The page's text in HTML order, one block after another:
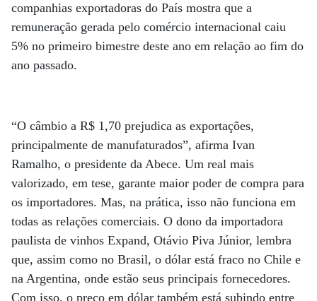
companhias exportadoras do País mostra que a
remuneração gerada pelo comércio internacional caiu
5% no primeiro bimestre deste ano em relação ao fim do
ano passado.
“O câmbio a R$ 1,70 prejudica as exportações,
principalmente de manufaturados”, afirma Ivan
Ramalho, o presidente da Abece. Um real mais
valorizado, em tese, garante maior poder de compra para
os importadores. Mas, na prática, isso não funciona em
todas as relações comerciais. O dono da importadora
paulista de vinhos Expand, Otávio Piva Júnior, lembra
que, assim como no Brasil, o dólar está fraco no Chile e
na Argentina, onde estão seus principais fornecedores.
Com isso, o preço em dólar também está subindo entre